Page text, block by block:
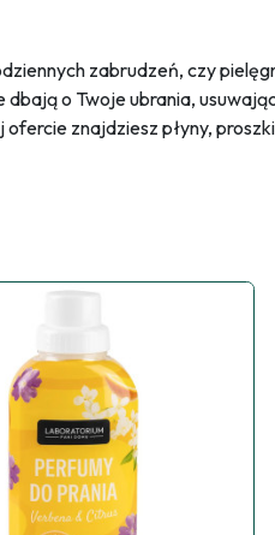
zabrudzeń, czy
o Twoje ubrania,
znajdziesz płyny,